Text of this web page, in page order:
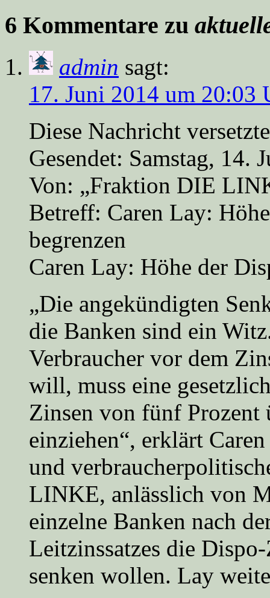
6 Kommentare zu
admin sagt:
17. Juni 2014 um 20:03
Diese Nachricht
Gesendet: Samstag, 14.
Von: „Fraktion DIE
Betreff: Caren Lay:
begrenzen
Caren Lay: Höhe der
„Die angekündigten
die Banken sind ein
Verbraucher vor dem
will, muss eine
Zinsen von fünf Prozent
einziehen“, erklärt
und
LINKE, anlässlich von
einzelne Banken nach
Leitzinssatzes die
senken wollen. Lay